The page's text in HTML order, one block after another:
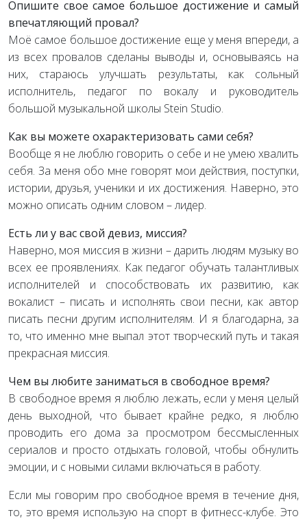
Опишите свое самое большое достижение и самый
впечатляющий провал?
Моё самое большое достижение еще у меня впереди, а
из всех провалов сделаны выводы и, основываясь на
них, стараюсь улучшать результаты, как сольный
исполнитель, педагог по вокалу и руководитель
большой музыкальной школы Stein Studio.
Как вы можете охарактеризовать сами себя?
Вообще я не люблю говорить о себе и не умею хвалить
себя. За меня обо мне говорят мои действия, поступки,
истории, друзья, ученики и их достижения. Наверно, это
можно описать одним словом – лидер.
Есть ли у вас свой девиз, миссия?
Наверно, моя миссия в жизни – дарить людям музыку во
всех ее проявлениях. Как педагог обучать талантливых
исполнителей и способствовать их развитию, как
вокалист – писать и исполнять свои песни, как автор
писать песни другим исполнителям. И я благодарна, за
то, что именно мне выпал этот творческий путь и такая
прекрасная миссия.
Чем вы любите заниматься в свободное время?
В свободное время я люблю лежать, если у меня целый
день выходной, что бывает крайне редко, я люблю
проводить его дома за просмотром бессмысленных
сериалов и просто отдыхать головой, чтобы обнулить
эмоции, и с новыми силами включаться в работу.
Если мы говорим про свободное время в течение дня,
то, это время использую на спорт в фитнесс-клубе. Это